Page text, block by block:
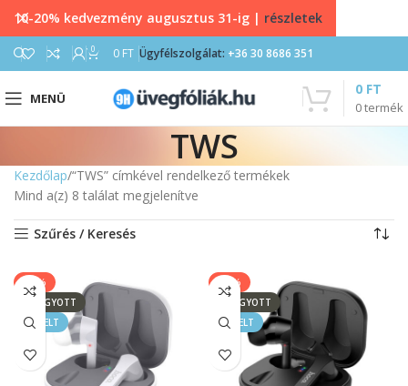
0 0 FT Ügyfélszolgálat: +36 30 8686 351
MENÜ
0termék
0 FT
TWS
Kezdőlap “TWS” címkével rendelkező termékek
Mind a(z) 8 találat megjelenítve
Szűrés / Keresés
-40%
ELFOGYOTT
KIEMELT
-40%
ELFOGYOTT
KIEMELT
10-20% kedvezmény augusztus 31-ig | részletek